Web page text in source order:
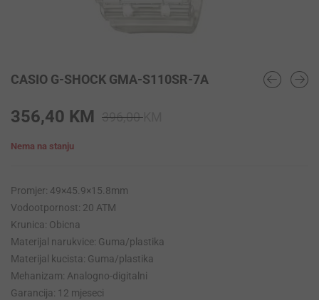
CASIO G-SHOCK GMA-S110SR-7A
396,00
356,40 KM
Nema na stanju
Promjer: 49×45.9×15.8mm
Vodootpornost: 20 ATM
Krunica: Obicna
Materijal narukvice: Guma/plastika
Materijal kucista: Guma/plastika
Mehanizam: Analogno-digitalni
Garancija: 12 mjeseci